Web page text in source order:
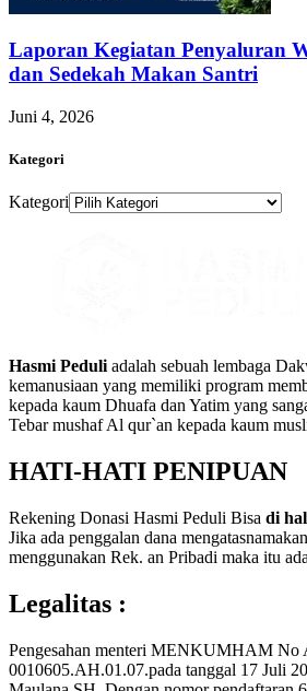
Laporan Kegiatan Penyaluran
dan Sedekah Makan Santri
Juni 4, 2026
Kategori
Kategori
Hasmi Peduli adalah sebuah lembaga
kemanusiaan yang memiliki program
kepada kaum Dhuafa dan Yatim yang
Tebar mushaf Al qur`an kepada kaum
HATI-HATI PENIPUAN
Rekening Donasi Hasmi Peduli Bisa di
Jika ada penggalan dana
menggunakan Rek. an Pribadi maka itu
Legalitas :
Pengesahan menteri MENKUMHAM No
0010605.AH.01.07.pada tanggal 17 Juli